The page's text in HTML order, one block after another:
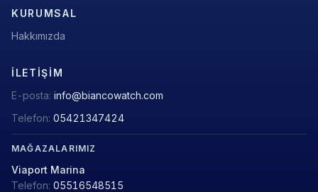
KURUMSAL
Hakkımızda
İLETIŞIM
E-posta: info@biancowatch.com
Telefon: 05421347424
MAĞAZALARIMIZ
Viaport Marina
Telefon: 05516548515